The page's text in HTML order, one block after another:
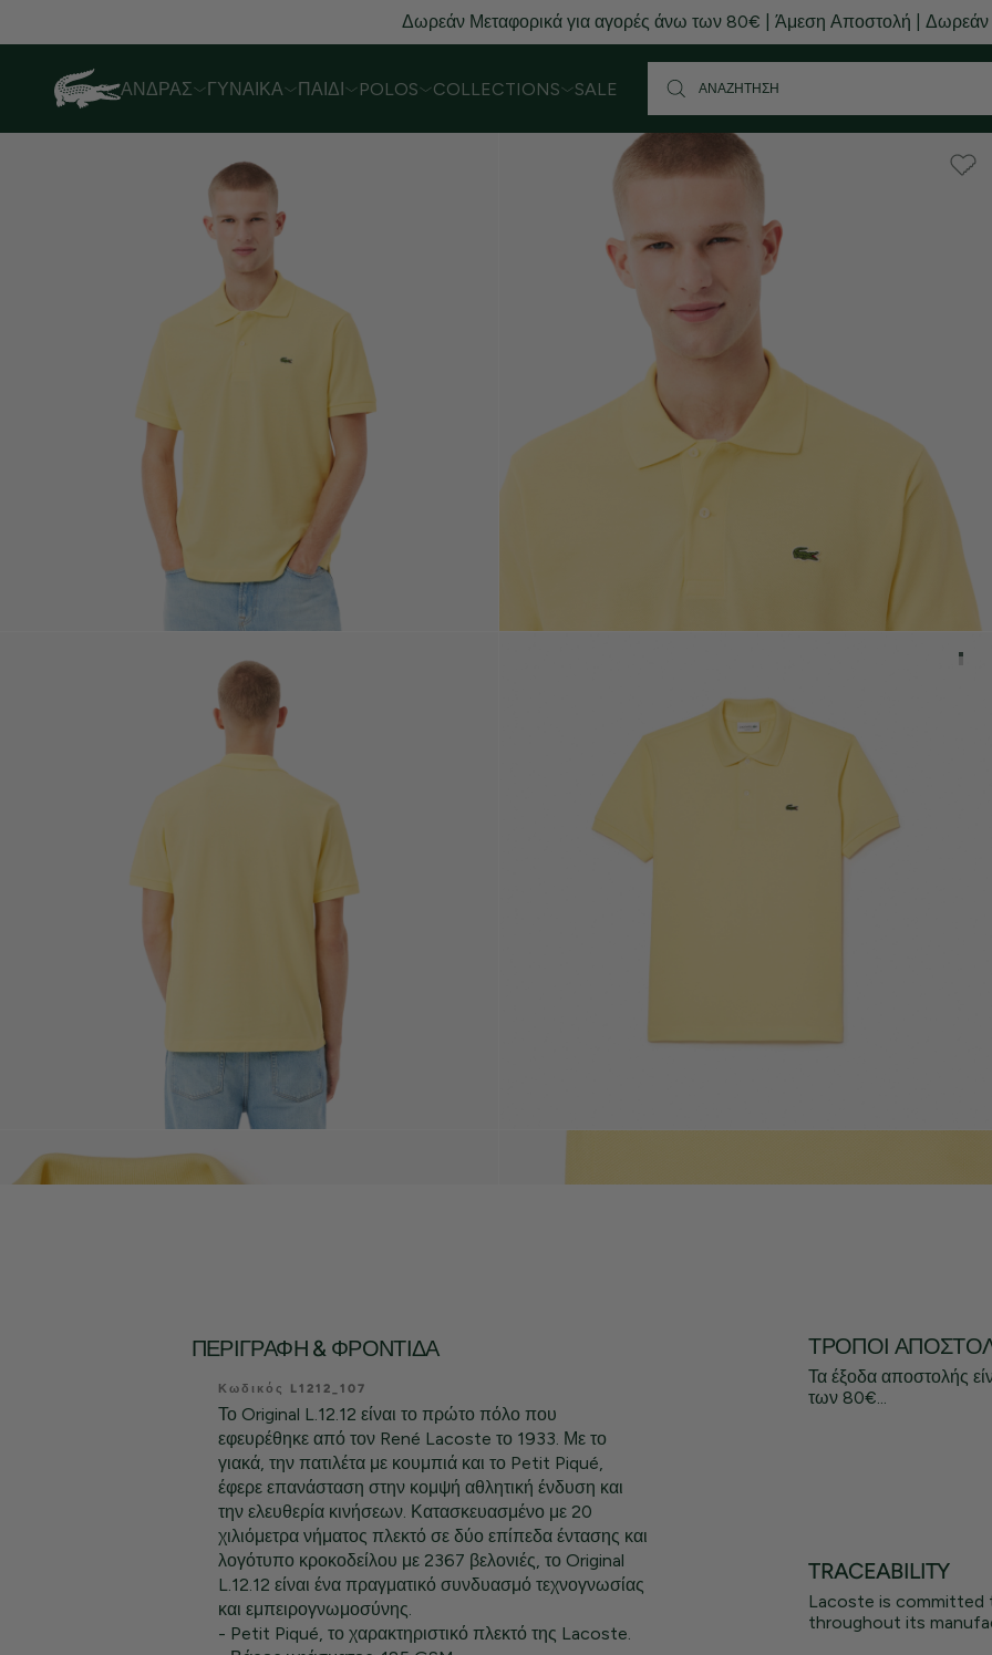
Δωρεάν Μεταφορικά για αγορές άνω των 80€ | Άμεση Αποστολή | Δωρεάν
ΆΝΔΡΑΣ ΓΥΝΑΊΚΑ ΠΑΙΔΊ POLOS COLLECTIONS SALE
ΠΕΡΙΓΡΑΦΉ & ΦΡΟΝΤΊΔΑ
Κωδικός L1212_107
Το Original L.12.12 είναι το πρώτο πόλο που
εφευρέθηκε από τον René Lacoste το 1933. Με το
γιακά, την πατιλέτα με κουμπιά και το Petit Piqué,
έφερε επανάσταση στην κομψή αθλητική ένδυση και
την ελευθερία κινήσεων. Κατασκευασμένο με 20
χιλιόμετρα νήματος πλεκτό σε δύο επίπεδα έντασης και
λογότυπο κροκοδείλου με 2367 βελονιές, το Original
L.12.12 είναι ένα πραγματικό συνδυασμό τεχνογνωσίας
και εμπειρογνωμοσύνης.
- Petit Piqué, το χαρακτηριστικό πλεκτό της Lacoste.
ΤΡΌΠΟΙ
Τα έξοδα αποστολής
των 80€...
TRACEABILITY
Lacoste is
throughout its